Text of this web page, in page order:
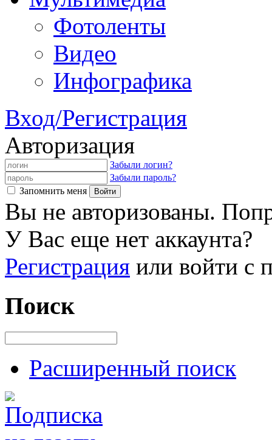
Фотоленты
Видео
Инфографика
Вход/Регистрация
Авторизация
Забыли логин?
Забыли пароль?
Запомнить меня
Вы не авторизованы.
У Вас еще нет аккаунта?
Регистрация или войти с
Поиск
Расширенный поиск